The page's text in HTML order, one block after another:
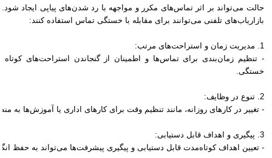
حالت می‌تواند بر اثر تماس‌های مکرر و مواجهه با رد شدن‌های پیاپی ایجاد
بازاریاب‌های تلفنی می‌توانند برای مقابله با خستگی تماس استفاده کنند:
1. مدیریت زمان و استراحت‌های مرتب:
- تنظیم زمان‌بندی برای تماس‌ها و اطمینان از گنجاندن استراحت‌های
خستگی.
2. تنوع در وظایف:
- تغییر در کارهای روزانه، مانند تنظیم وقت برای کارهای اداری یا آموزش‌ها به
3. پیگیری و اهداف قابل دستیابی:
- تعیین اهداف کوتاه‌مدت قابل دستیابی و پیگیری پیشرفت‌ها می‌تواند به حفظ